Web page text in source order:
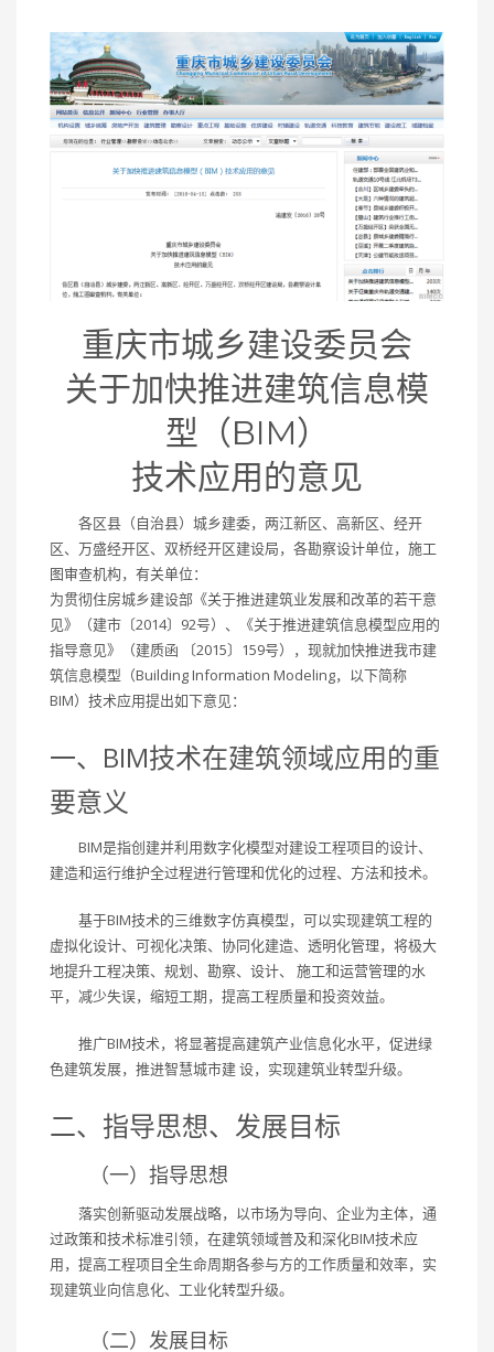
重庆市城乡建设委员会
关于加快推进建筑信息模
型（BIM）
技术应用的意见
各区县（自治县）城乡建委，两江新区、高新区、经开
区、万盛经开区、双桥经开区建设局，各勘察设计单位，施工
图审查机构，有关单位：
为贯彻住房城乡建设部《关于推进建筑业发展和改革的若干意
见》（建市〔2014〕92号）、《关于推进建筑信息模型应用的
指导意见》（建质函 〔2015〕159号），现就加快推进我市建
筑信息模型（Building Information Modeling，以下简称
BIM）技术应用提出如下意见：
一、BIM技术在建筑领域应用的重
要意义
BIM是指创建并利用数字化模型对建设工程项目的设计、
建造和运行维护全过程进行管理和优化的过程、方法和技术。
基于BIM技术的三维数字仿真模型，可以实现建筑工程的
虚拟化设计、可视化决策、协同化建造、透明化管理，将极大
地提升工程决策、规划、勘察、设计、 施工和运营管理的水
平，减少失误，缩短工期，提高工程质量和投资效益。
推广BIM技术，将显著提高建筑产业信息化水平，促进绿
色建筑发展，推进智慧城市建 设，实现建筑业转型升级。
二、指导思想、发展目标
（一）指导思想
落实创新驱动发展战略，以市场为导向、企业为主体，通
过政策和技术标准引领，在建筑领域普及和深化BIM技术应
用，提高工程项目全生命周期各参与方的工作质量和效率，实
现建筑业向信息化、工业化转型升级。
（二）发展目标